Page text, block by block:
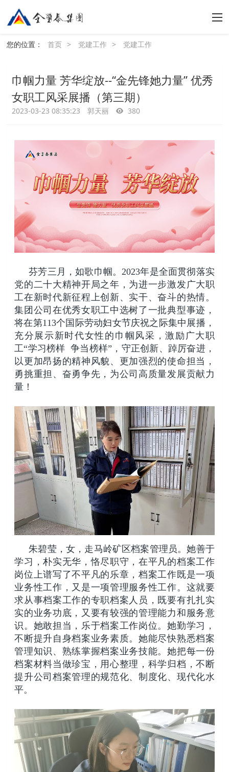
您的位置： 首页 > 党建工作 > 党建工作
巾帼力量 芳华绽放--“金先锋她力量” 优秀
女职工风采展播（第三期）
2023-03-23 08:35:23 郭天丽 380
芬芳三月，如歌巾帼。2023年是全面贯彻落实
党的二十大精神开局之年，为进一步激发广大职
工在新时代新征程上创新、实干、奋斗的热情。
集团公司在优秀女职工中选树了一批典型事迹，
将在第113个国际劳动妇女节庆祝之际集中展播，
充分展示新时代女性的巾帼风采，激励广大职
工“学习榜样 争当榜样”，守正创新、踔厉奋进，
以更加昂扬的精神风貌、更加强烈的使命担当，
勇挑重担、奋勇争先，为公司高质量发展贡献力
量！
朱碧莹，女，走马岭矿区档案管理员。她善于
学习，朴实无华，恪尽职守，在平凡的档案工作
岗位上谱写了不平凡的乐章，档案工作既是一项
业务性工作，又是一项管理服务性工作。这就要
求从事档案工作的专职档案人员，既要有扎扎实
实的业务功底，又要有较强的管理能力和服务意
识。她敢担当，乐于档案工作岗位。她勤学习，
不断提升自身档案业务素质。她能尽快熟悉档案
管理知识、熟练掌握档案业务技能。她把每一份
档案材料当做珍宝，用心整理，科学归档，不断
提升公司档案管理的规范化、制度化、现代化水
平。